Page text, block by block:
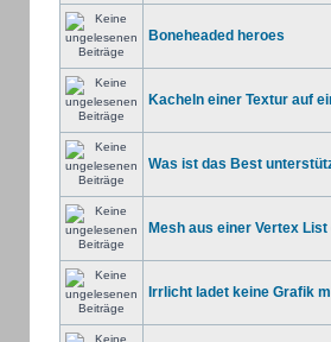
Boneheaded heroes
Kacheln einer Textur auf
Was ist das Best
Mesh aus einer Vertex
Irrlicht ladet keine Grafik